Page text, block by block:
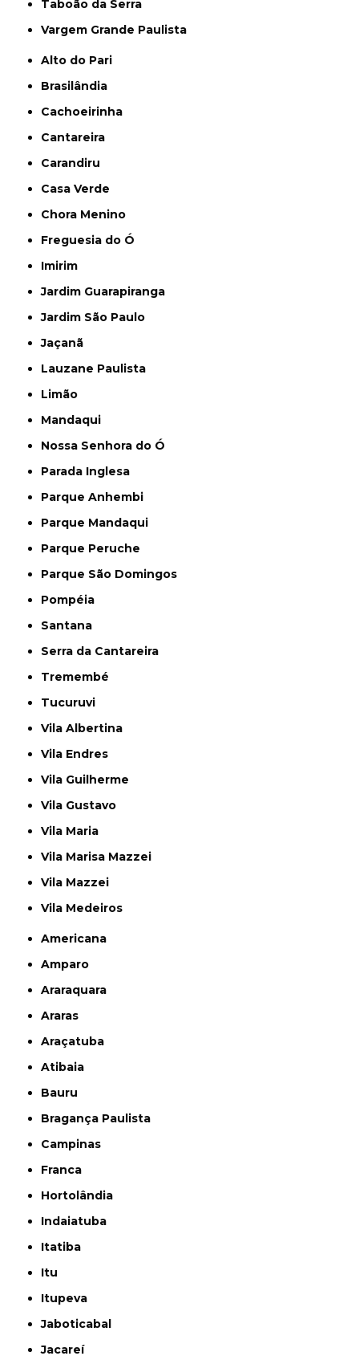
Taboão da Serra
Vargem Grande Paulista
Alto do Pari
Brasilândia
Cachoeirinha
Cantareira
Carandiru
Casa Verde
Chora Menino
Freguesia do Ó
Imirim
Jardim Guarapiranga
Jardim São Paulo
Jaçanã
Lauzane Paulista
Limão
Mandaqui
Nossa Senhora do Ó
Parada Inglesa
Parque Anhembi
Parque Mandaqui
Parque Peruche
Parque São Domingos
Pompéia
Santana
Serra da Cantareira
Tremembé
Tucuruvi
Vila Albertina
Vila Endres
Vila Guilherme
Vila Gustavo
Vila Maria
Vila Marisa Mazzei
Vila Mazzei
Vila Medeiros
Americana
Amparo
Araraquara
Araras
Araçatuba
Atibaia
Bauru
Bragança Paulista
Campinas
Franca
Hortolândia
Indaiatuba
Itatiba
Itu
Itupeva
Jaboticabal
Jacareí